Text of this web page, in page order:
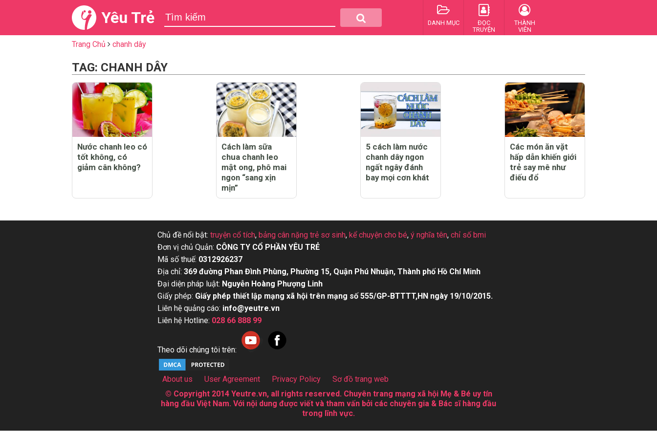
Yêu Trẻ DANH MỤC
ĐỌC
TRUYỆN
THÀNH
VIÊN
Trang Chủ chanh dây
TAG: CHANH DÂY
Nước chanh leo có
tốt không, có
giảm cân không?
Cách làm sữa
chua chanh leo
mật ong, phô mai
ngon “sang xịn
mịn”
5 cách làm nước
chanh dây ngon
ngất ngây đánh
bay mọi cơn khát
Các món ăn vặt
hấp dẫn khiến giới
trẻ say mê như
điếu đổ
Chủ đề nổi bật: truyện cổ tích, bảng cân nặng trẻ sơ sinh, kể chuyện cho bé, ý nghĩa tên, chỉ số bmi
Đơn vị chủ Quản: CÔNG TY CỔ PHẦN YÊU TRẺ
Mã số thuế: 0312926237
Địa chỉ: 369 đường Phan Đình Phùng, Phường 15, Quận Phú Nhuận, Thành phố Hồ Chí Minh
Đại diện pháp luật: Nguyễn Hoàng Phượng Linh
Giấy phép: Giấy phép thiết lập mạng xã hội trên mạng số 555/GP-BTTTT,HN ngày 19/10/2015.
Liên hệ quảng cáo: info@yeutre.vn
Liên hệ Hotline: 028 66 888 99
Theo dõi chúng tôi trên:
About us User Agreement Privacy Policy
Sơ đồ trang web
© Copyright 2014 Yeutre.vn, all rights reserved. Chuyên trang mạng xã hội Mẹ & Bé uy tín
hàng đầu Việt Nam. Với nội dung được viết và tham vấn bởi các chuyên gia & Bác sĩ hàng đầu
trong lĩnh vực.